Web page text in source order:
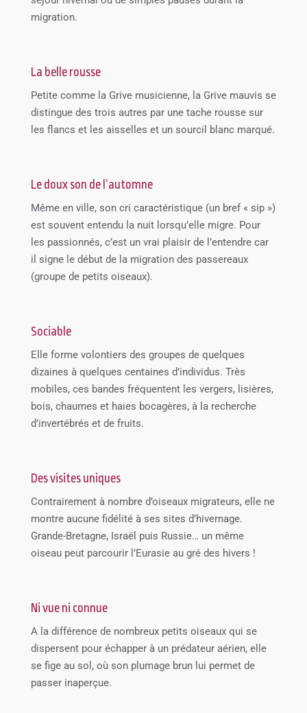
migration.
La belle rousse
Petite comme la Grive musicienne, la Grive mauvis se
distingue des trois autres par une tache rousse sur
les flancs et les aisselles et un sourcil blanc marqué.
Le doux son de l’automne
Même en ville, son cri caractéristique (un bref « sip »)
est souvent entendu la nuit lorsqu’elle migre. Pour
les passionnés, c’est un vrai plaisir de l’entendre car
il signe le début de la migration des passereaux
(groupe de petits oiseaux).
Sociable
Elle forme volontiers des groupes de quelques
dizaines à quelques centaines d’individus. Très
mobiles, ces bandes fréquentent les vergers, lisières,
bois, chaumes et haies bocagères, à la recherche
d’invertébrés et de fruits.
Des visites uniques
Contrairement à nombre d’oiseaux migrateurs, elle ne
montre aucune fidélité à ses sites d’hivernage.
Grande-Bretagne, Israël puis Russie… un même
oiseau peut parcourir l’Eurasie au gré des hivers !
Ni vue ni connue
A la différence de nombreux petits oiseaux qui se
dispersent pour échapper à un prédateur aérien, elle
se fige au sol, où son plumage brun lui permet de
passer inaperçue.